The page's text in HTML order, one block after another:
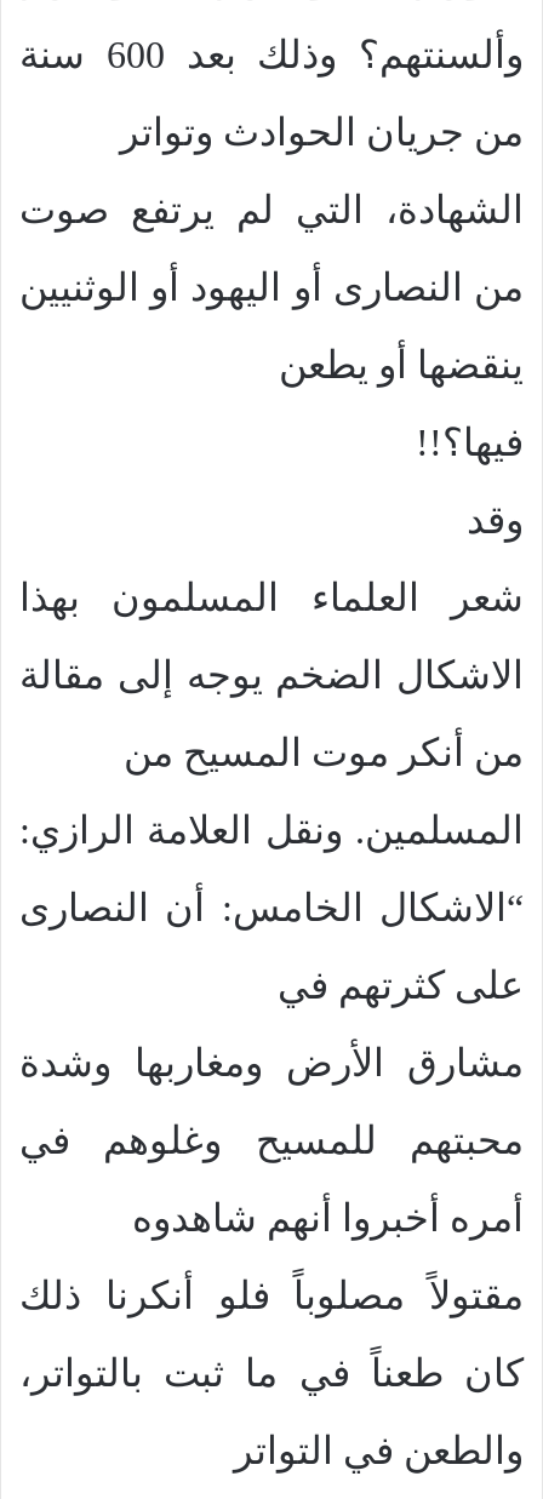
وألسنتهم؟ وذلك بعد 600 سنة
من جريان الحوادث وتواتر
الشهادة، التي لم يرتفع صوت
من النصارى أو اليهود أو الوثنيين
ينقضها أو يطعن
فيها؟!!
وقد
شعر العلماء المسلمون بهذا
الاشكال الضخم يوجه إلى مقالة
من أنكر موت المسيح من
المسلمين. ونقل العلامة الرازي:
“الاشكال الخامس: أن النصارى
على كثرتهم في
مشارق الأرض ومغاربها وشدة
محبتهم للمسيح وغلوهم في
أمره أخبروا أنهم شاهدوه
مقتولاً مصلوباً فلو أنكرنا ذلك
كان طعناً في ما ثبت بالتواتر،
والطعن في التواتر